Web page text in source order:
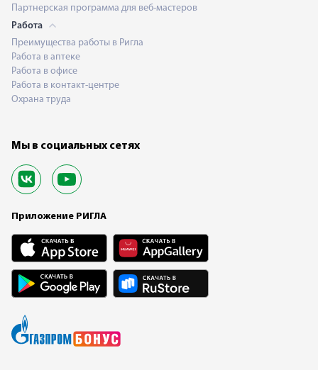
Партнерская программа для веб-мастеров
Работа
Преимущества работы в Ригла
Работа в аптеке
Работа в офисе
Работа в контакт-центре
Охрана труда
Мы в социальных сетях
Приложение РИГЛА